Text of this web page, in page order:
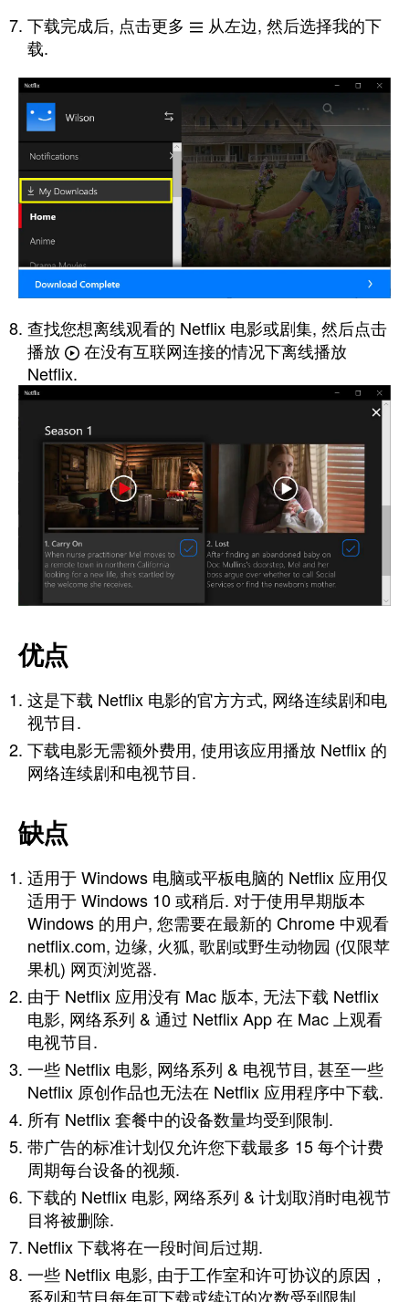
下载完成后, 点击更多
从左边, 然后选择我的下
载.
查找您想离线观看的 Netflix 电影或剧集, 然后点击
播放
在没有互联网连接的情况下离线播放
Netflix.
优点
这是下载 Netflix 电影的官方方式, 网络连续剧和电
视节目.
下载电影无需额外费用, 使用该应用播放 Netflix 的
网络连续剧和电视节目.
缺点
适用于 Windows 电脑或平板电脑的 Netflix 应用仅
适用于 Windows 10 或稍后. 对于使用早期版本
Windows 的用户, 您需要在最新的 Chrome 中观看
netflix.com, 边缘, 火狐, 歌剧或野生动物园 (仅限苹
果机) 网页浏览器.
由于 Netflix 应用没有 Mac 版本, 无法下载 Netflix
电影, 网络系列 & 通过 Netflix App 在 Mac 上观看
电视节目.
一些 Netflix 电影, 网络系列 & 电视节目, 甚至一些
Netflix 原创作品也无法在 Netflix 应用程序中下载.
所有 Netflix 套餐中的设备数量均受到限制.
带广告的标准计划仅允许您下载最多 15 每个计费
周期每台设备的视频.
下载的 Netflix 电影, 网络系列 & 计划取消时电视节
目将被删除.
Netflix 下载将在一段时间后过期.
一些 Netflix 电影, 由于工作室和许可协议的原因，
系列和节目每年可下载或续订的次数受到限制.